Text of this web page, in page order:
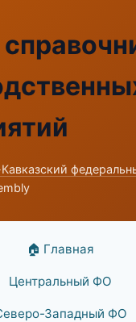
🏠 Главная
Центральный ФО
Западный ФО